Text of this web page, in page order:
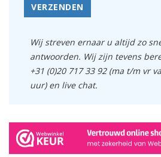
VERZENDEN
Wij streven ernaar u altijd zo
antwoorden. Wij zijn tevens
+31 (0)20 717 33 92 (ma t/m vr
uur) en live chat.